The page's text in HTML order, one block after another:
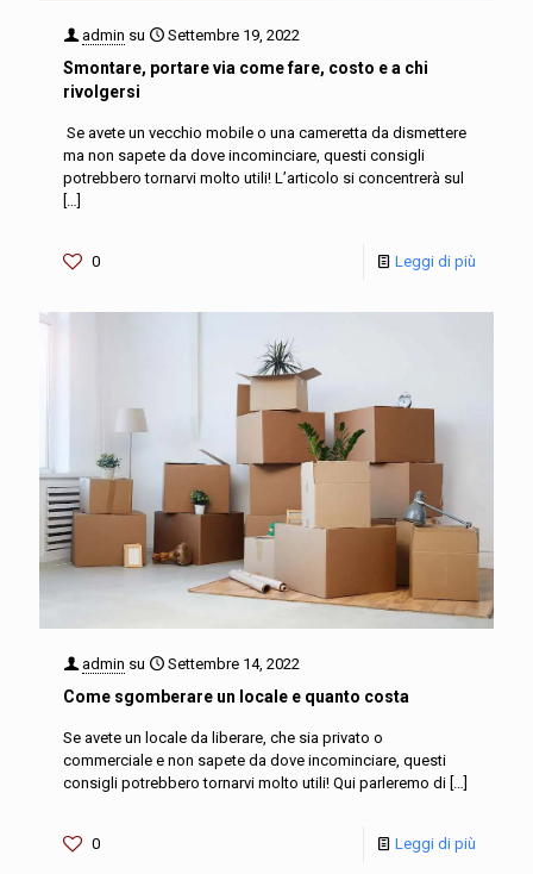
admin su Settembre 19, 2022
Smontare, portare via come fare, costo e a chi
rivolgersi
Se avete un vecchio mobile o una cameretta da dismettere
ma non sapete da dove incominciare, questi consigli
potrebbero tornarvi molto utili! L’articolo si concentrerà sul
[…]
0 Leggi di più
admin su Settembre 14, 2022
Come sgomberare un locale e quanto costa
Se avete un locale da liberare, che sia privato o
commerciale e non sapete da dove incominciare, questi
consigli potrebbero tornarvi molto utili! Qui parleremo di […]
0 Leggi di più